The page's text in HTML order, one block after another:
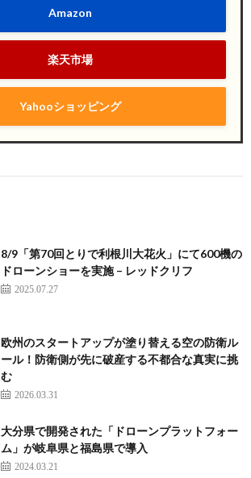
Amazon
楽天市場
Yahooショッピング
8/9「第70回とりで利根川大花火」にて600機の
ドローンショーを実施 – レッドクリフ
2025.07.27
欧州のスタートアップが塗り替える空の防衛ル
ール！防衛側が先に破産する不都合な真実に挑
む
2026.03.31
大分県で開発された「ドローンプラットフォー
ム」が岐阜県と福島県で導入
2024.03.21